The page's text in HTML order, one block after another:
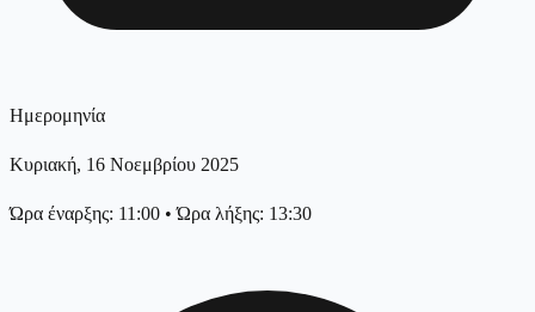
Ημερομηνία
Κυριακή, 16 Νοεμβρίου 2025
Ώρα έναρξης: 11:00 •Ώρα λήξης: 13:30